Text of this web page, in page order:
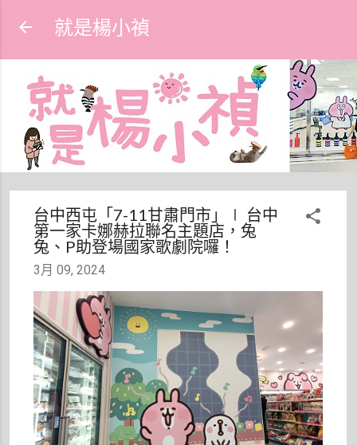
跳到主要內容
就是楊小禎
台中西屯「7-11甘肅門市」∣ 台中
第一家卡娜赫拉聯名主題店，兔
兔、P助登場國家歌劇院囉！
3月 09, 2024